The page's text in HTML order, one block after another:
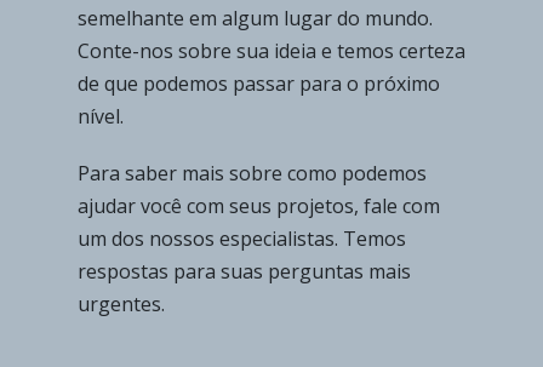
semelhante em algum lugar do mundo.
Conte-nos sobre sua ideia e temos certeza
de que podemos passar para o próximo
nível.
Para saber mais sobre como podemos
ajudar você com seus projetos, fale com
um dos nossos especialistas. Temos
respostas para suas perguntas mais
urgentes.